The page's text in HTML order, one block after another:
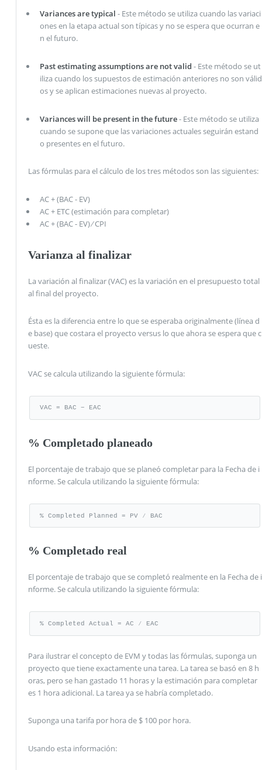
Variances are typical - Este método se utiliza cuando las variaci
ones en la etapa actual son típicas y no se espera que ocurran e
n el futuro.
Past estimating assumptions are not valid - Este método se ut
iliza cuando los supuestos de estimación anteriores no son válid
os y se aplican estimaciones nuevas al proyecto.
Variances will be present in the future- Este método se utiliza
cuando se supone que las variaciones actuales seguirán estand
o presentes en el futuro.
Las fórmulas para el cálculo de los tres métodos son las siguientes:
AC + (BAC - EV)
AC + ETC (estimación para completar)
AC + (BAC - EV) ⁄ CPI
Varianza al finalizar
La variación al finalizar (VAC) es la variación en el presupuesto total
al final del proyecto.
Ésta es la diferencia entre lo que se esperaba originalmente (línea d
e base) que costara el proyecto versus lo que ahora se espera que c
ueste.
VAC se calcula utilizando la siguiente fórmula:
VAC = BAC − EAC
% Completado planeado
El porcentaje de trabajo que se planeó completar para la Fecha de i
nforme. Se calcula utilizando la siguiente fórmula:
% Completed Planned = PV ⁄ BAC
% Completado real
El porcentaje de trabajo que se completó realmente en la Fecha de i
nforme. Se calcula utilizando la siguiente fórmula:
% Completed Actual = AC ⁄ EAC
Para ilustrar el concepto de EVM y todas las fórmulas, suponga un
proyecto que tiene exactamente una tarea. La tarea se basó en 8 h
oras, pero se han gastado 11 horas y la estimación para completar
es 1 hora adicional. La tarea ya se habría completado.
Suponga una tarifa por hora de $ 100 por hora.
Usando esta información: